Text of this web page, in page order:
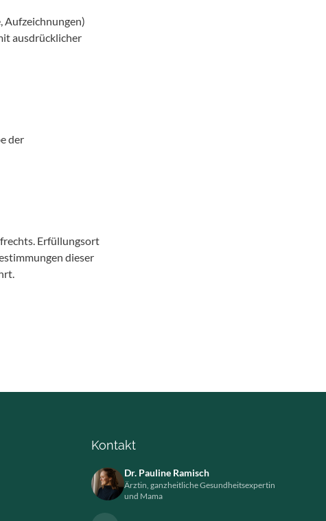
Aufzeichnungen)
ausdrücklicher
der
Erfüllungsort
dieser
Kontakt
Dr. Pauline Ramisch
Ärztin, ganzheitliche Gesundheitsexpertin
und Mama